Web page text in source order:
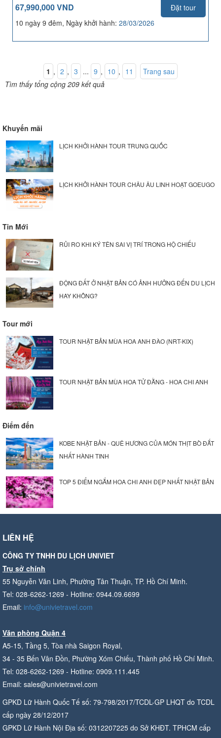
67,990,000 VND
Đặt tour
10 ngày 9 đêm, Ngày khởi hành: 28/03/2026
1 , 2 , 3 ... 9 , 10 , 11
Trang sau
Tìm thấy tổng cộng 209 kết quả
Khuyến mãi
LỊCH KHỞI HÀNH TOUR TRUNG QUỐC
LỊCH KHỞI HÀNH TOUR CHÂU ÂU LINH HOẠT GOEUGO
Tin Mới
RỦI RO KHI KÝ TÊN SAI VỊ TRÍ TRONG HỘ CHIẾU
ĐỘNG ĐẤT Ở NHẬT BẢN CÓ ẢNH HƯỞNG ĐẾN DU LỊCH
HAY KHÔNG?
Tour mới
TOUR NHẬT BẢN MÙA HOA ANH ĐÀO (NRT-KIX)
TOUR NHẬT BẢN MÙA HOA TỬ ĐẰNG - HOA CHI ANH
Điểm đến
KOBE NHẬT BẢN - QUÊ HƯƠNG CỦA MÓN THỊT BÒ ĐẮT
NHẤT HÀNH TINH
TOP 5 ĐIỂM NGẮM HOA CHI ANH ĐẸP NHẤT NHẬT BẢN
LIÊN HỆ
CÔNG TY TNHH DU LỊCH UNIVIET
Trụ sở chính
55 Nguyễn Văn Linh, Phường Tân Thuận, TP. Hồ Chí Minh.
Tel: 028-6262-1269 - Hotline: 0944.09.6699
Email: info@univietravel.com
Văn phòng Quận 4
A5-15, Tầng 5, Tòa nhà Saigon Royal,
34 - 35 Bến Vân Đồn, Phường Xóm Chiếu, Thành phố Hồ Chí Minh.
Tel: 028-6262-1269 - Hotline: 0909.111.445
Email: sales@univietravel.com
GPKD Lữ Hành Quốc Tế số: 79-798/2017/TCDL-GP LHQT do TCDL
cấp ngày 28/12/2017
GPKD Lữ Hành Nội Địa số: 0312207225 do Sở KHĐT. TPHCM cấp